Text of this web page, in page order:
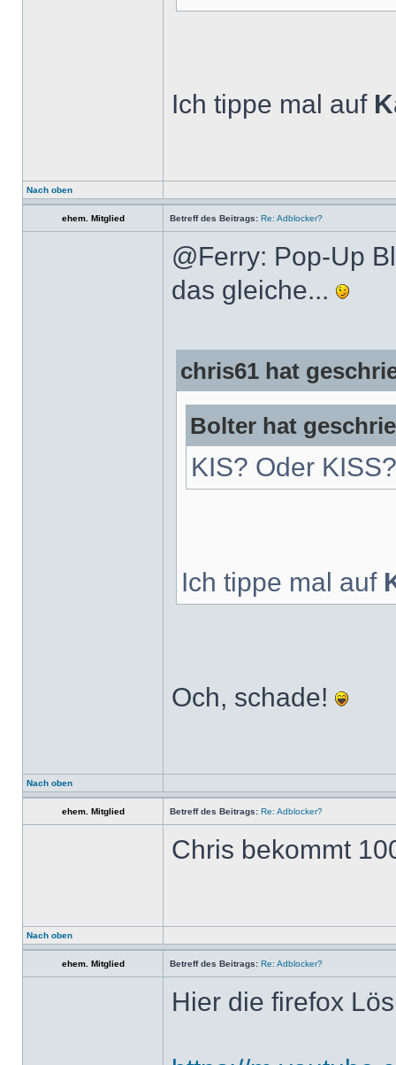
Ich tippe mal auf K
Nach oben
ehem. Mitglied Betreff des Beitrags: Re: Adblocker?
@Ferry: Pop-Up
das gleiche...
chris61 hat
Bolter hat
KIS? Oder
Ich tippe mal auf
Och, schade!
Nach oben
ehem. Mitglied Betreff des Beitrags: Re: Adblocker?
Chris bekommt
Nach oben
ehem. Mitglied Betreff des Beitrags: Re: Adblocker?
Hier die firefox